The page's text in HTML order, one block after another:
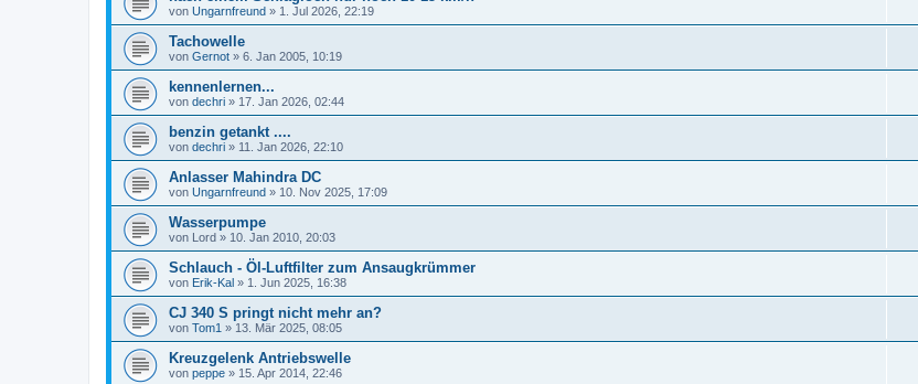
von Ungarnfreund » 1. Jul 2026, 22:19
Tachowelle
von Gernot » 6. Jan 2005, 10:19
kennenlernen...
von dechri » 17. Jan 2026, 02:44
benzin getankt ....
von dechri » 11. Jan 2026, 22:10
Anlasser Mahindra DC
von Ungarnfreund » 10. Nov 2025, 17:09
Wasserpumpe
von Lord » 10. Jan 2010, 20:03
Schlauch - Öl-Luftfilter zum Ansaugkrümmer
von Erik-Kal » 1. Jun 2025, 16:38
CJ 340 S pringt nicht mehr an?
von Tom1 » 13. Mär 2025, 08:05
Kreuzgelenk Antriebswelle
von peppe » 15. Apr 2014, 22:46